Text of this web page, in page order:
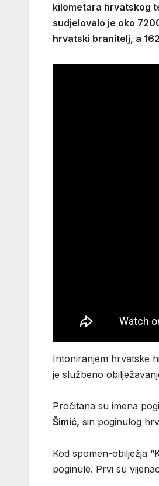
kilometara hrvatskog
sudjelovalo je oko
hrvatski branitelj, a
Intoniranjem hrvatske
je službeno
Pročitana su imena
Šimić, sin poginulog
Kod spomen-obilježja
poginule. Prvi su